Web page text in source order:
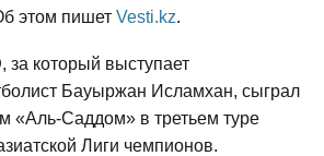
этом пишет Vesti.kz.
который выступает
Бауыржан Исламхан, сыграл
«Аль-Саддом» в третьем туре
Лиги чемпионов.